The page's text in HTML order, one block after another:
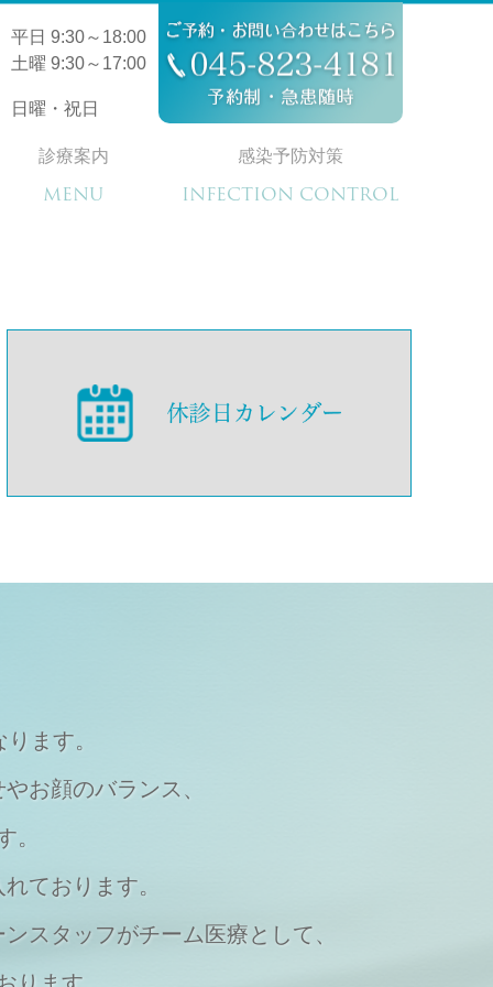
平日 9:30～18:00
土曜 9:30～17:00
日曜・祝日
診療案内
MENU
感染予防対策
INFECTION CONTROL
ます。
お顔のバランス、
。
ております。
スタッフがチーム医療として、